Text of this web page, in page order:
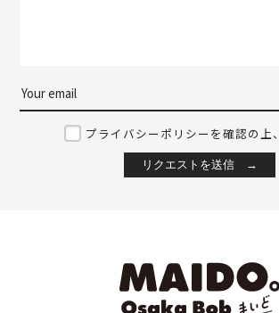
プライバシーポリシーを確認の上